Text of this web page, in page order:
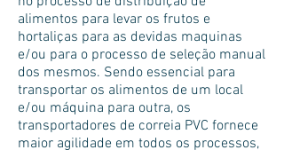
alimentos para levar os frutos e
hortaliças para as devidas maquinas
e/ou para o processo de seleção manual
dos mesmos. Sendo essencial para
transportar os alimentos de um local
e/ou máquina para outra, os
transportadores de correia PVC fornece
maior agilidade em todos os processos,